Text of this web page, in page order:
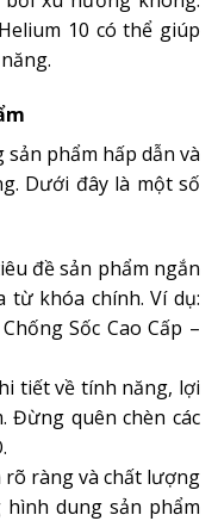
10 có thể giúp
phẩm hấp dẫn và
Dưới đây là một số
đề sản phẩm ngắn
từ khóa chính. Ví dụ:
Sốc Cao Cấp –
tiết về tính năng, lợi
Đừng quên chèn các
ràng và chất lượng
dung sản phẩm